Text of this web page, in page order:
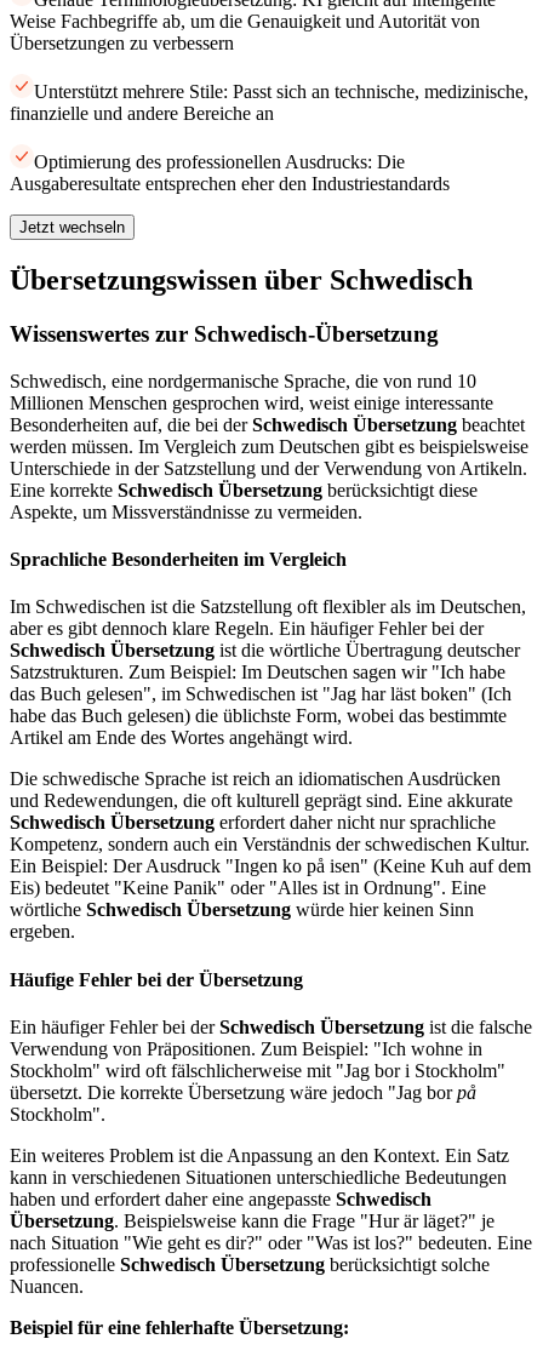
Weise Fachbegriffe ab, um die Genauigkeit und Autorität von
Übersetzungen zu verbessern
Unterstützt mehrere Stile: Passt sich an technische, medizinische,
finanzielle und andere Bereiche an
Optimierung des professionellen Ausdrucks: Die
Ausgaberesultate entsprechen eher den Industriestandards
Jetzt wechseln
Übersetzungswissen über Schwedisch
Wissenswertes zur Schwedisch-Übersetzung
Schwedisch, eine nordgermanische Sprache, die von rund 10
Millionen Menschen gesprochen wird, weist einige interessante
Besonderheiten auf, die bei derSchwedisch Übersetzung beachtet
werden müssen. Im Vergleich zum Deutschen gibt es beispielsweise
Unterschiede in der Satzstellung und der Verwendung von Artikeln.
Eine korrekte Schwedisch Übersetzung berücksichtigt diese
Aspekte, um Missverständnisse zu vermeiden.
Sprachliche Besonderheiten im Vergleich
Im Schwedischen ist die Satzstellung oft flexibler als im Deutschen,
aber es gibt dennoch klare Regeln. Ein häufiger Fehler bei der
Schwedisch Übersetzung ist die wörtliche Übertragung deutscher
Satzstrukturen. Zum Beispiel: Im Deutschen sagen wir "Ich habe
das Buch gelesen", im Schwedischen ist "Jag har läst boken" (Ich
habe das Buch gelesen) die üblichste Form, wobei das bestimmte
Artikel am Ende des Wortes angehängt wird.
Die schwedische Sprache ist reich an idiomatischen Ausdrücken
und Redewendungen, die oft kulturell geprägt sind. Eine akkurate
Schwedisch Übersetzung erfordert daher nicht nur sprachliche
Kompetenz, sondern auch ein Verständnis der schwedischen Kultur.
Ein Beispiel: Der Ausdruck "Ingen ko på isen" (Keine Kuh auf dem
Eis) bedeutet "Keine Panik" oder "Alles ist in Ordnung". Eine
wörtliche Schwedisch Übersetzung würde hier keinen Sinn
ergeben.
Häufige Fehler bei der Übersetzung
Ein häufiger Fehler bei derSchwedisch Übersetzung ist die falsche
Verwendung von Präpositionen. Zum Beispiel: "Ich wohne in
Stockholm" wird oft fälschlicherweise mit "Jag bor i Stockholm"
übersetzt. Die korrekte Übersetzung wäre jedoch "Jag borpå
Stockholm".
Ein weiteres Problem ist die Anpassung an den Kontext. Ein Satz
kann in verschiedenen Situationen unterschiedliche Bedeutungen
haben und erfordert daher eine angepasste Schwedisch
Übersetzung. Beispielsweise kann die Frage "Hur är läget?" je
nach Situation "Wie geht es dir?" oder "Was ist los?" bedeuten. Eine
professionelle Schwedisch Übersetzung berücksichtigt solche
Nuancen.
Beispiel für eine fehlerhafte Übersetzung: